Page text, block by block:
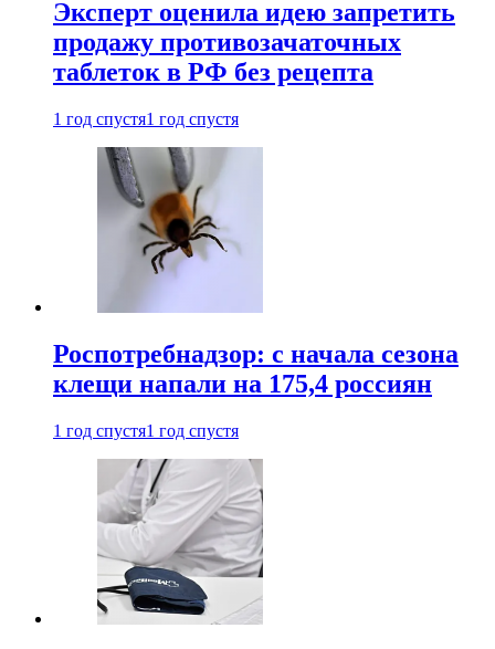
Эксперт оценила идею запретить
продажу противозачаточных
таблеток в РФ без рецепта
1 год спустя1 год спустя
Роспотребнадзор: с начала сезона
клещи напали на 175,4 россиян
1 год спустя1 год спустя